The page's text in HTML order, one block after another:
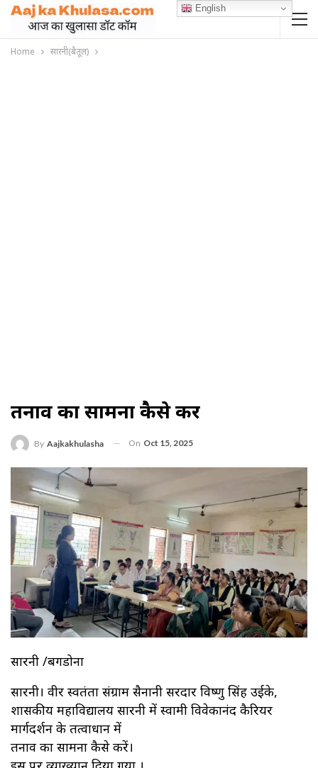
Home सारनी(बैतूल)
तनाव का सामना कैसे करें
By Aajkakhulasha On Oct 15, 2025
सारनी /बगडोना
सारनी। वीर स्वतंत्रता संग्राम सैनानी सरदार विष्णु सिंह उईके,
शासकीय महाविद्यालय सारनी में स्वामी विवेकानंद कैरियर
मार्गदर्शन के तत्वाधान में
तनाव का सामना कैसे करें।
English